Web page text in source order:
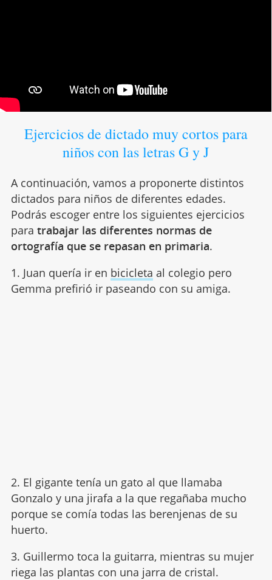
Ejercicios de dictado muy cortos para
niños con las letras G y J
A continuación, vamos a proponerte distintos
dictados para niños de diferentes edades.
Podrás escoger entre los siguientes ejercicios
para trabajar las diferentes normas de
ortografía que se repasan en primaria.
1. Juan quería ir en bicicleta al colegio pero
Gemma prefirió ir paseando con su amiga.
2. El gigante tenía un gato al que llamaba
Gonzalo y una jirafa a la que regañaba mucho
porque se comía todas las berenjenas de su
huerto.
3. Guillermo toca la guitarra, mientras su mujer
riega las plantas con una jarra de cristal.